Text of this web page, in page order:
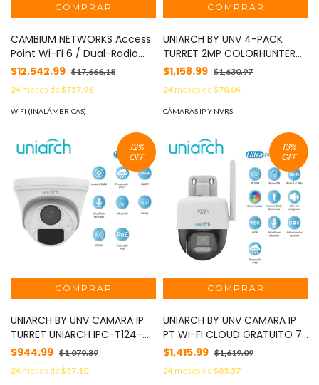
CAMBIUM NETWORKS Access
Point Wi-Fi 6 / Dual-Radio
2x2 / 1.77 Gbps / 2.5 GbE
Uplink / Cloud Management
cnMaestro / WPA3 Security /
IoT Optimized MOD:
$12,542.99 $17,666.18
24meses de$757.96
WIFI (INALÁMBRICAS)
UNIARCH BY UNV 4-PACK
TURRET 2MP COLORHUNTER
MOD: 4 x UAC-T112-F28-W
$1,158.99 $1,630.97
24meses de$70.04
CÁMARAS IP Y NVRS
12%
OFF
UNIARCH BY UNV CAMARA IP
TURRET UNIARCH IPC-T124-
APF28K / 4MP / ULTRA265 /
LENTE 2.8 MM / IP67 / DWDR /
MICROFONO INTEGRADO /
$944.99 $1,079.39
24meses de$57.10
13%
OFF
UNIARCH BY UNV CAMARA IP
PT WI-FI CLOUD GRATUITO 7
DIAS COLORHUNTER WISE-ISP
UNIARCH UHO-P3C-M5F4 /
5MP / LENTE-4MM / DWDR /
$1,415.99 $1,619.09
24meses de$85.57